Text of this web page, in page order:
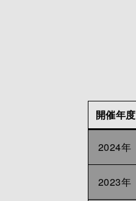
開催年度
2024年
2023年